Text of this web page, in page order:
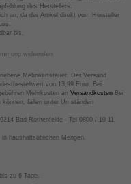
des Herstellers.
an, da der Artikel direkt vom Hersteller
bis.
widerrufen
Mehrwertsteuer. Der Versand
von 13,99 Euro. Bei
Mehrkosten an VersandkostenBei
fallen unter Umständen
Bad Rothenfelde - Tel 0800 / 10 11
haushaltsüblichen Mengen.
zu 6 Tage.